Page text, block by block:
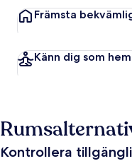
Främsta
Känn dig som
Kontrollera